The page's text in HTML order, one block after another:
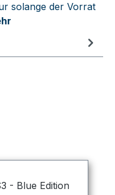
solange der Vorrat